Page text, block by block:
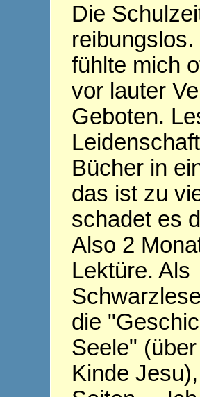
Die
fühlte mich
vor lauter
Geboten.
Bücher in
das ist zu
schadet es
Also 2
Lektüre. Als
die
Seele"
Kinde